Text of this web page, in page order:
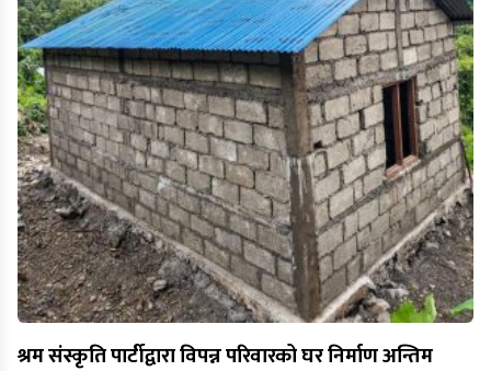
श्रम संस्कृति पार्टीद्वारा विपन्न परिवारको घर निर्माण अन्तिम